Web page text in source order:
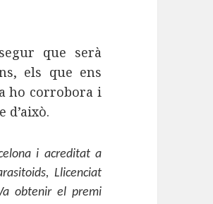
que serà
els que ens
ho corrobora i
i acreditat a
Llicenciat
obtenir el premi